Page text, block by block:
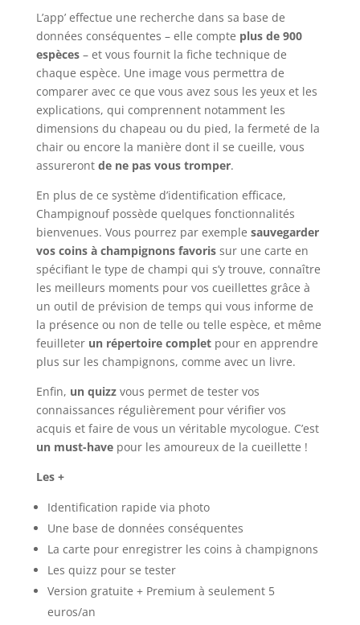
L’app’ effectue une recherche dans sa base de
données conséquentes – elle compte plus de 900
espèces– et vous fournit la fiche technique de
chaque espèce. Une image vous permettra de
comparer avec ce que vous avez sous les yeux et les
explications, qui comprennent notamment les
dimensions du chapeau ou du pied, la fermeté de la
chair ou encore la manière dont il se cueille, vous
assureront de ne pas vous tromper.
En plus de ce système d’identification efficace,
Champignouf possède quelques fonctionnalités
bienvenues. Vous pourrez par exemple sauvegarder
vos coins à champignons favorissur une carte en
spécifiant le type de champi qui s’y trouve, connaître
les meilleurs moments pour vos cueillettes grâce à
un outil de prévision de temps qui vous informe de
la présence ou non de telle ou telle espèce, et même
feuilleter un répertoire completpour en apprendre
plus sur les champignons, comme avec un livre.
Enfin, un quizzvous permet de tester vos
connaissances régulièrement pour vérifier vos
acquis et faire de vous un véritable mycologue. C’est
un must-havepour les amoureux de la cueillette !
Les +
Identification rapide via photo
Une base de données conséquentes
La carte pour enregistrer les coins à champignons
Les quizz pour se tester
Version gratuite + Premium à seulement 5
euros/an